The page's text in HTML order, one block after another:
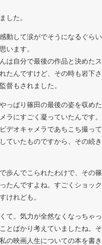
した。
動して涙がでそうになるぐら
います。
分で最後の作品と決めたス
たんですけど、その時も岩下
督もされました。
っぱり篠田の最後の姿を収め
ラにすごく凝っていたんです
デオキャメラであちこち撮っ
ていたものですから、その続
歩んでこられたわけで、その
たんですよね。すごくショッ
けれども。
て。気力が全然なくなっちゃ
とばかり考えていましたね。
の映画人生についての本を書